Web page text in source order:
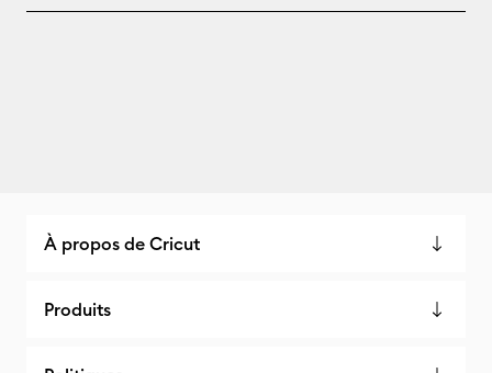
À propos de Cricut
Produits